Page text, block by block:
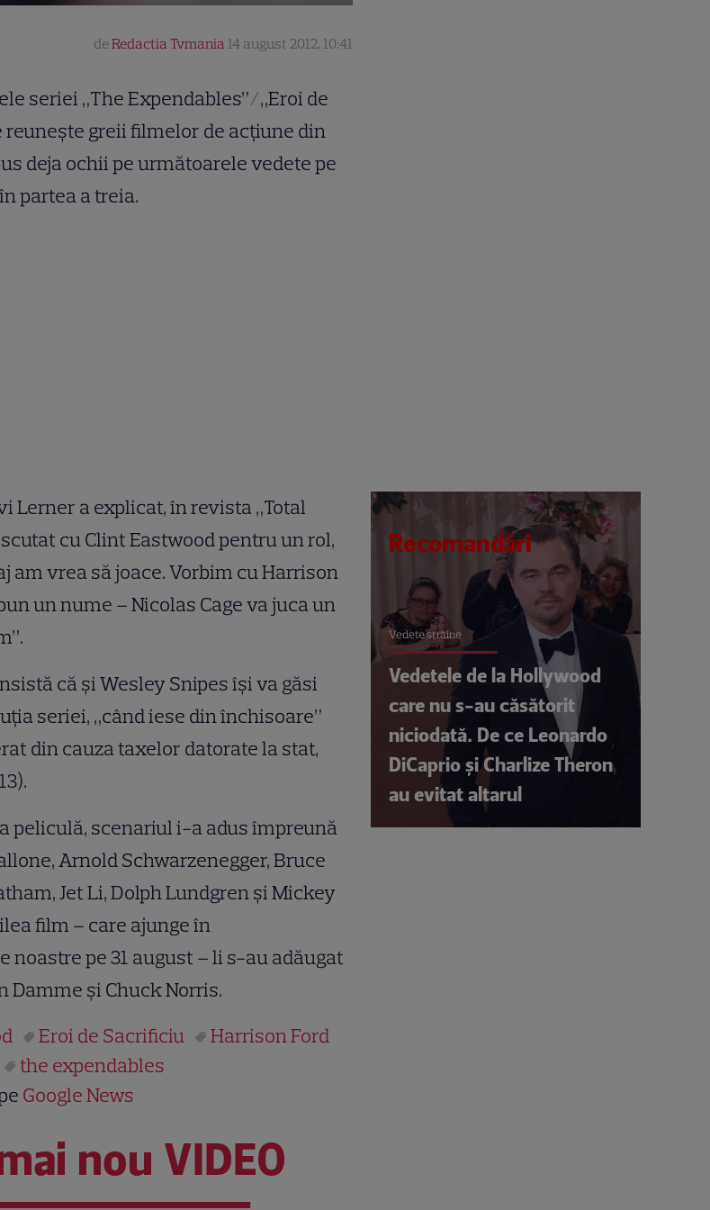
deRedactia Tvmania 14 august 2012, 10:41
seriei „The Expendables”/„Eroi de
reuneşte greii filmelor de acţiune din
deja ochii pe următoarele vedete pe
partea a treia.
Lerner a explicat, în revista „Total
cu Clint Eastwood pentru un rol,
am vrea să joace. Vorbim cu Harrison
un nume – Nicolas Cage va juca un
că şi Wesley Snipes îşi va găsi
seriei, „când iese din închisoare”
din cauza taxelor datorate la stat,
peliculă, scenariul i-a adus împreună
Arnold Schwarzenegger, Bruce
Jet Li, Dolph Lundgren şi Mickey
film – care ajunge în
noastre pe 31 august – li s-au adăugat
Damme şi Chuck Norris.
Eroi de Sacrificiu
Harrison Ford
the expendables
Google News
nou VIDEO
Recomandări
Vedete străine
Vedetele de la Hollywood
care nu s-au căsătorit
niciodată. De ce Leonardo
DiCaprio și Charlize Theron
au evitat altarul